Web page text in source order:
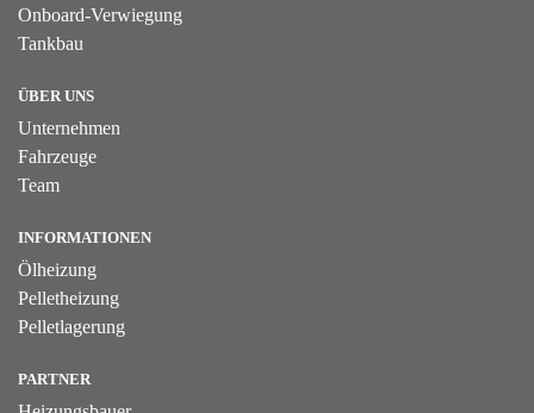
Onboard-Verwiegung
Tankbau
ÜBER UNS
Unternehmen
Fahrzeuge
Team
INFORMATIONEN
Ölheizung
Pelletheizung
Pelletlagerung
PARTNER